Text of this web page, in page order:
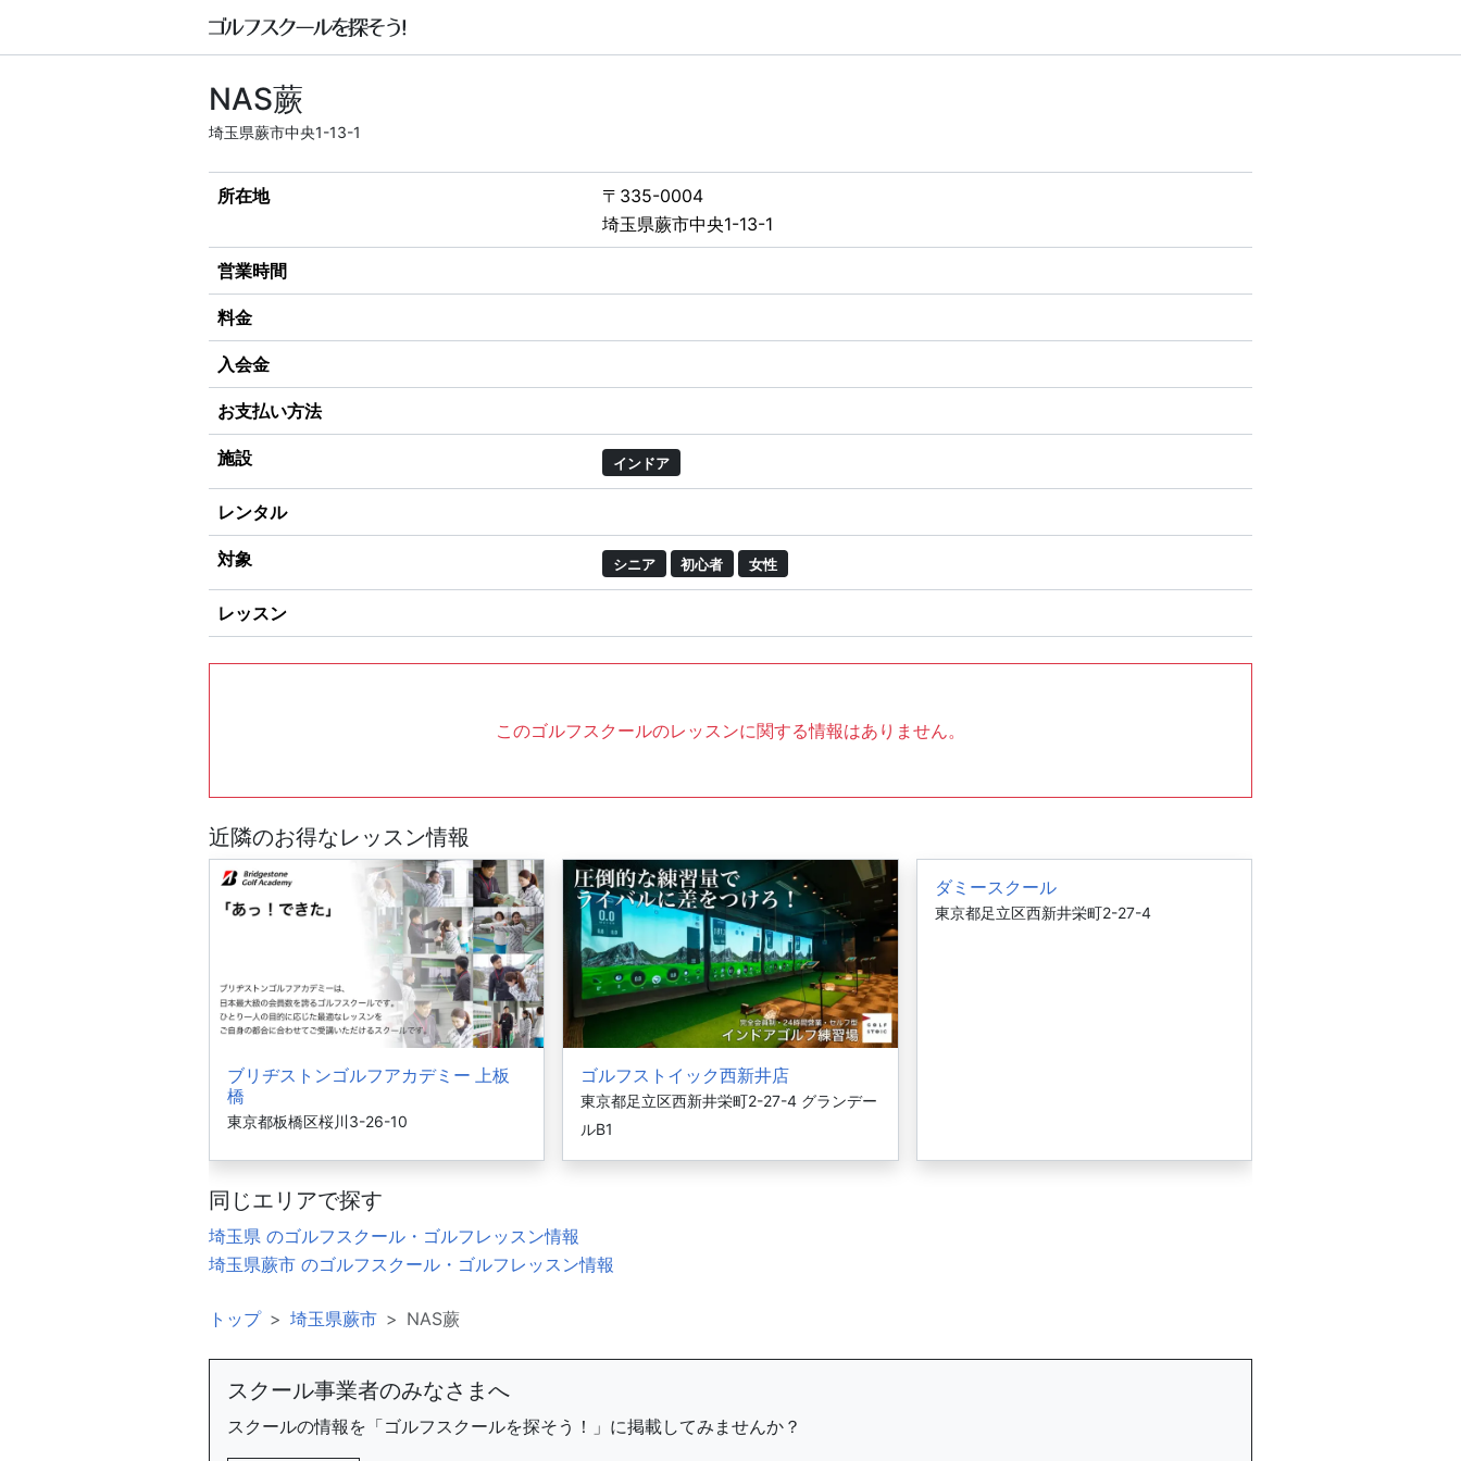
NAS蕨
埼玉県蕨市中央1-13-1
所在地
〒335-0004
埼玉県蕨市中央1-13-1
営業時間
料金
入会金
お支払い方法
施設 インドア
レンタル
対象 シニア 初心者 女性
レッスン
このゴルフスクールのレッスンに関する情報はありません。
近隣のお得なレッスン情報
ブリヂストンゴルフアカデミー 上板
橋
東京都板橋区桜川3-26-10
ゴルフストイック西新井店
東京都足立区西新井栄町2-27-4 グランデー
ルB1
ダミースクール
東京都足立区西新井栄町2-27-4
同じエリアで探す
埼玉県 のゴルフスクール・ゴルフレッスン情報
埼玉県蕨市 のゴルフスクール・ゴルフレッスン情報
トップ 埼玉県蕨市 NAS蕨
スクール事業者のみなさまへ
スクールの情報を「ゴルフスクールを探そう！」に掲載してみませんか？